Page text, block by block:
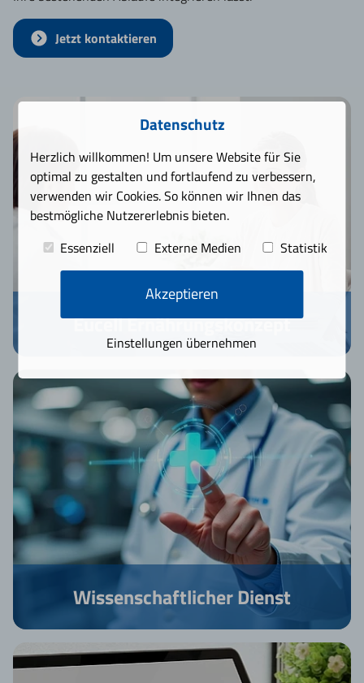
Jetzt kontaktieren
Eucell Ernährungskonzept
Wissenschaftlicher Dienst
Datenschutz
Herzlich willkommen! Um unsere Website für Sie
optimal zu gestalten und fortlaufend zu verbessern,
verwenden wir Cookies. So können wir Ihnen das
bestmögliche Nutzererlebnis bieten.
Essenziell
Externe Medien Statistik
Akzeptieren
Einstellungen übernehmen